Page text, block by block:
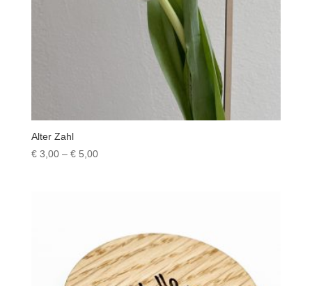
Alter Zahl
€3,00 – €5,00Preisspanne: